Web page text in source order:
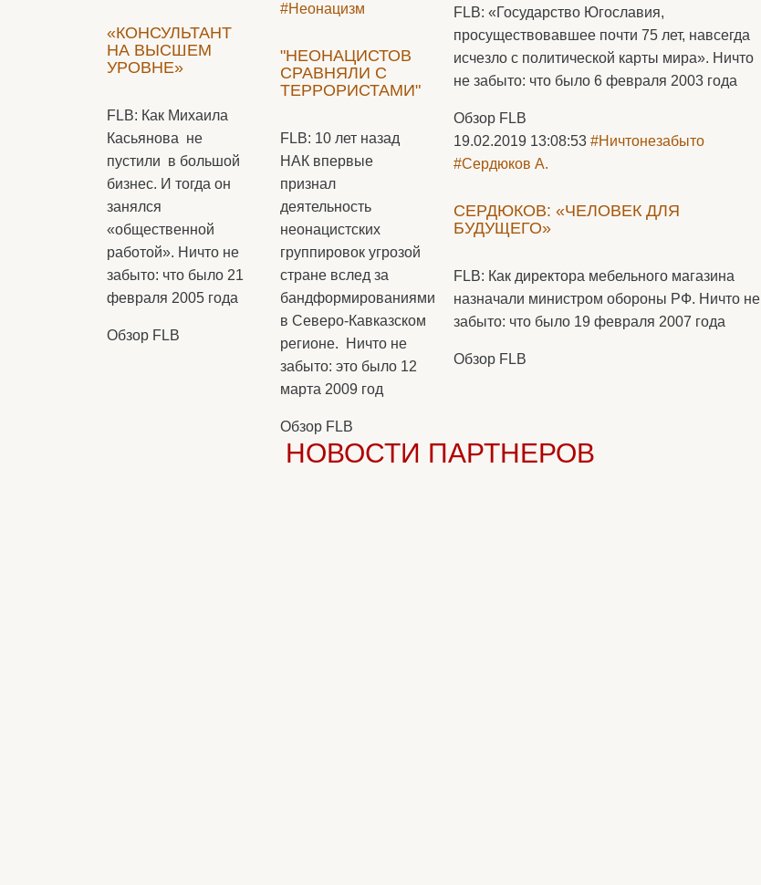
«КОНСУЛЬТАНТ
НА ВЫСШЕМ
УРОВНЕ»
FLB: Как Михаила
Касьянова не
пустили в большой
бизнес. И тогда он
занялся
«общественной
работой». Ничто не
забыто: что было 21
февраля 2005 года
Обзор FLB
#Неонацизм
"НЕОНАЦИСТОВ
СРАВНЯЛИ С
ТЕРРОРИСТАМИ"
FLB: 10 лет назад
НАК впервые
признал
деятельность
неонацистских
группировок угрозой
стране вслед за
бандформированиями
в Северо-Кавказском
регионе. Ничто не
забыто: это было 12
марта 2009 год
Обзор FLB
FLB: «Государство Югославия,
просуществовавшее почти 75 лет, навсегда
исчезло с политической карты мира». Ничто
не забыто: что было 6 февраля 2003 года
Обзор FLB
19.02.2019 13:08:53 #Ничтонезабыто
#Сердюков А.
СЕРДЮКОВ: «ЧЕЛОВЕК ДЛЯ
БУДУЩЕГО»
FLB: Как директора мебельного магазина
назначали министром обороны РФ. Ничто не
забыто: что было 19 февраля 2007 года
Обзор FLB
НОВОСТИ ПАРТНЕРОВ